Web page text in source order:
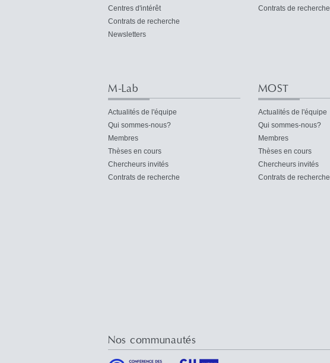
Centres d'intérêt
Contrats de recherche
Newsletters
Contrats de recherche
M-Lab
Actualités de l'équipe
Qui sommes-nous?
Membres
Thèses en cours
Chercheurs invités
Contrats de recherche
MOST
Actualités de l'équipe
Qui sommes-nous?
Membres
Thèses en cours
Chercheurs invités
Contrats de recherche
Nos communautés